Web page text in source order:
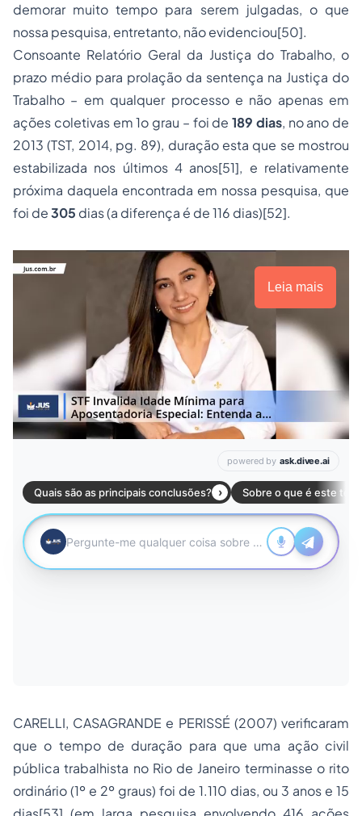
demorar muito tempo para serem julgadas, o que
nossa pesquisa, entretanto, não evidenciou[50].
Consoante Relatório Geral da Justiça do Trabalho, o
prazo médio para prolação da sentença na Justiça do
Trabalho – em qualquer processo e não apenas em
ações coletivas em 1o grau – foi de 189 dias, no ano de
2013 (TST, 2014, pg. 89), duração esta que se mostrou
estabilizada nos últimos 4 anos[51], e relativamente
próxima daquela encontrada em nossa pesquisa, que
foi de305 dias (a diferença é de 116 dias)[52].
Leia mais
CARELLI, CASAGRANDE e PERISSÉ (2007) verificaram
que o tempo de duração para que uma ação civil
pública trabalhista no Rio de Janeiro terminasse o rito
ordinário (1º e 2º graus) foi de 1.110 dias, ou 3 anos e 15